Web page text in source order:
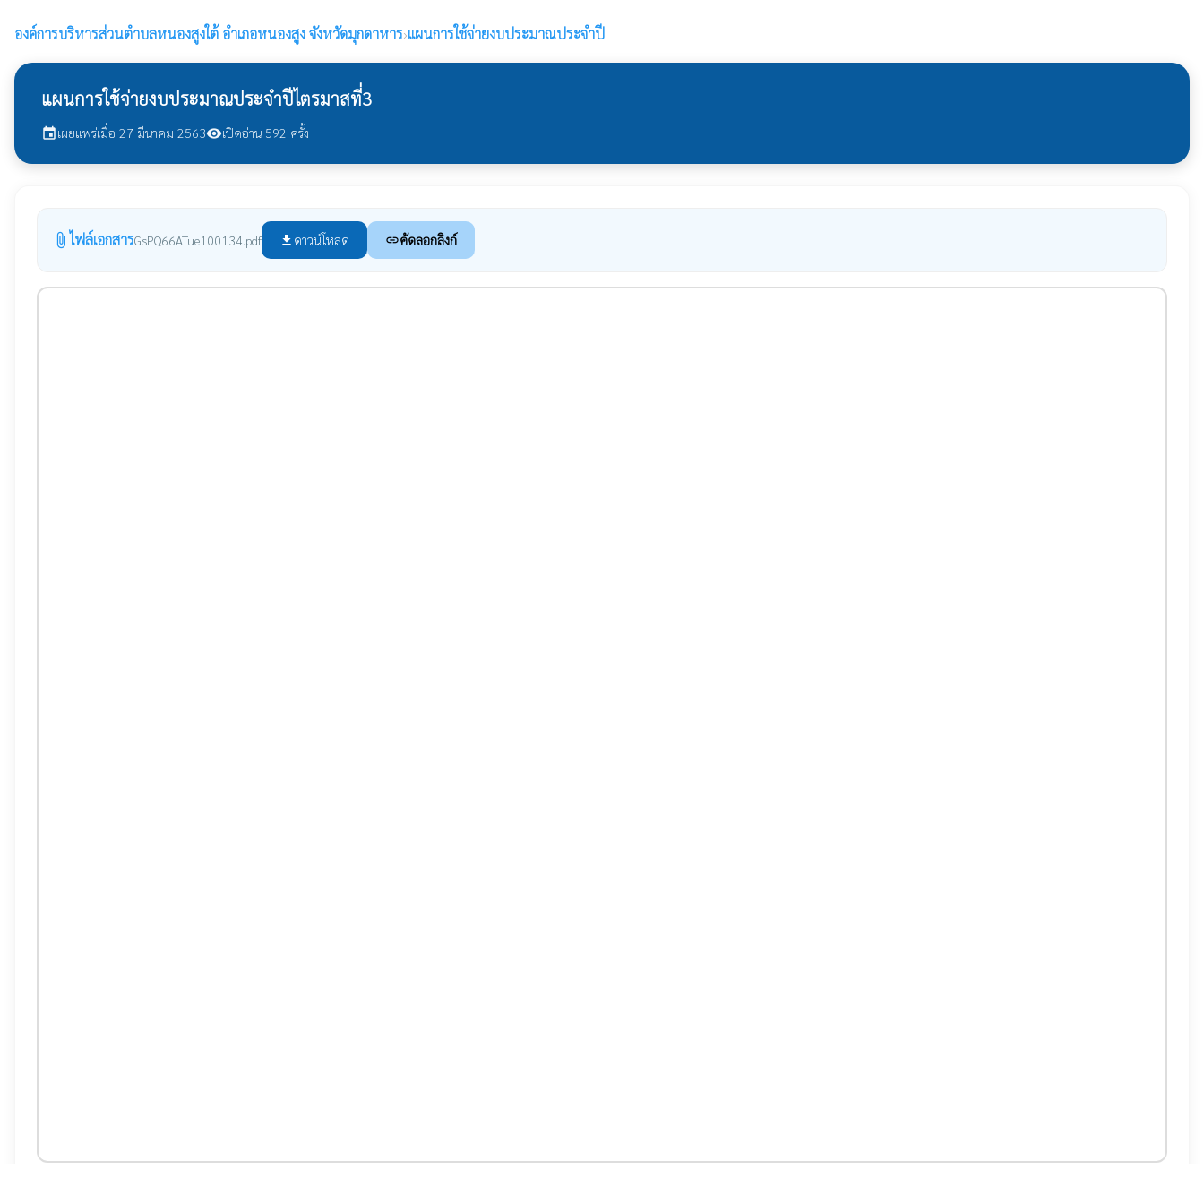
องค์การบริหารส่วนตำบลหนองสูงใต้ อำเภอหนองสูง จังหวัดมุกดาหาร›แผนการใช้จ่ายงบประมาณประจำปี
แผนการใช้จ่ายงบประมาณประจำปีไตรมาสที่3
eventเผยแพร่เมื่อ 27 มีนาคม 2563visibilityเปิดอ่าน 592 ครั้ง
attach_file ไฟล์เอกสารGsPQ66ATue100134.pdf file_download ดาวน์โหลด linkคัดลอกลิงก์